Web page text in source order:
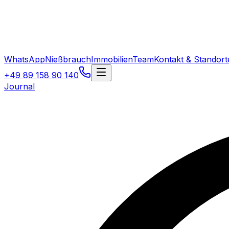
WhatsAppNießbrauchImmobilienTeamKontakt &
+49 89 158 90 140
Journal